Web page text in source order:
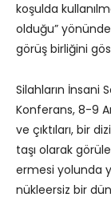
koşulda
olduğu”
görüş birliğini
Silahların İnsani
Konferans, 8-9
ve çıktıları, bir
taşı olarak
ermesi yolunda
nükleersiz bir